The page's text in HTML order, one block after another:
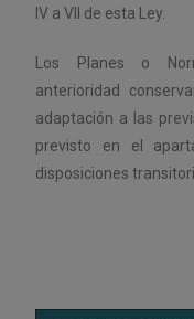
IV a VII de esta Ley.
Los Planes o
anterioridad
adaptación a las
previsto en el
disposiciones